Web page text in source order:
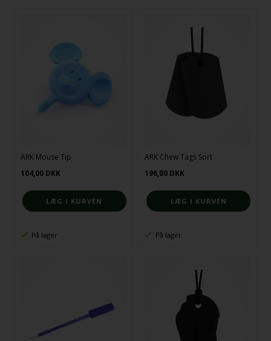
ARK Mouse Tip
104,00 DKK
På lager
ARK Chew Tags Sort
196,00 DKK
På lager